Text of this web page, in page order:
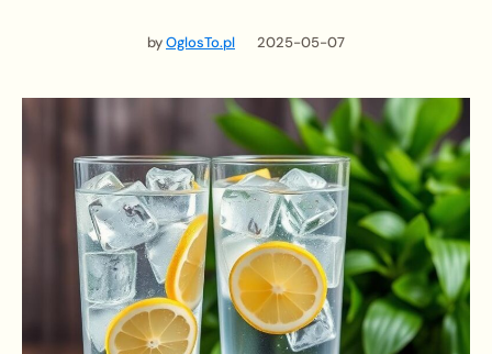
byOglosTo.pl 2025-05-07